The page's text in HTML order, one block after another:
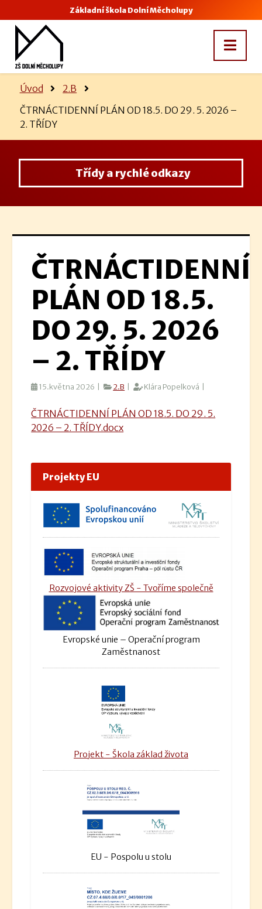
Základní škola Dolní Měcholupy
Úvod
2.B
ČTRNÁCTIDENNÍ PLÁN OD 18.5. DO 29. 5. 2026 –
2. TŘÍDY
Třídy a rychlé odkazy
ČTRNÁCTIDENNÍ
PLÁN OD 18.5.
DO 29. 5. 2026
– 2. TŘÍDY
15.května 2026 | 2.B | Klára Popelková |
ČTRNÁCTIDENNÍ PLÁN OD 18.5. DO 29. 5.
2026 – 2. TŘÍDY.docx
Projekty EU
Rozvojové aktivity ZŠ - Tvoříme společně
Evropské unie – Operační program
Zaměstnanost
Projekt - Škola základ života
EU - Pospolu u stolu